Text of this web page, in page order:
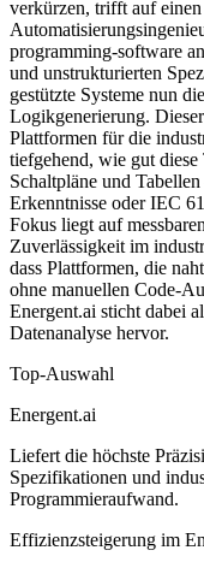
verkürzen, trifft auf
programming-software
und unstrukturierten
gestützte Systeme nun
Logikgenerierung.
Plattformen für die
tiefgehend, wie gut
Schaltpläne und
Erkenntnisse oder IEC
Fokus liegt auf
Zuverlässigkeit im
dass Plattformen, die
ohne manuellen Code-
Energent.ai sticht dabei
Datenanalyse hervor.
Top-Auswahl
Energent.ai
Liefert die höchste
Spezifikationen und
Programmieraufwand.
Effizienzsteigerung im